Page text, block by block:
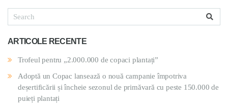
ARTICOLE RECENTE
Trofeul pentru „2.000.000 de copaci plantați”
Adoptă un Copac lansează o nouă campanie împotriva
deșertificării și încheie sezonul de primăvară cu peste 150.000 de
puieți plantați